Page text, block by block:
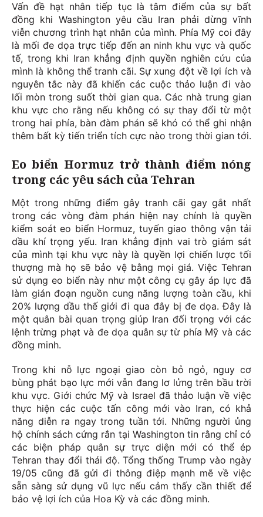
Vấn đề hạt nhân tiếp tục là tâm điểm của sự bất
đồng khi Washington yêu cầu Iran phải dừng vĩnh
viễn chương trình hạt nhân của mình. Phía Mỹ coi đây
là mối đe dọa trực tiếp đến an ninh khu vực và quốc
tế, trong khi Iran khẳng định quyền nghiên cứu của
mình là không thể tranh cãi. Sự xung đột về lợi ích và
nguyên tắc này đã khiến các cuộc thảo luận đi vào
lối mòn trong suốt thời gian qua. Các nhà trung gian
khu vực cho rằng nếu không có sự thay đổi từ một
trong hai phía, bàn đàm phán sẽ khó có thể ghi nhận
thêm bất kỳ tiến triển tích cực nào trong thời gian tới.
Eo biển Hormuz trở thành điểm nóng
trong các yêu sách của Tehran
Một trong những điểm gây tranh cãi gay gắt nhất
trong các vòng đàm phán hiện nay chính là quyền
kiểm soát eo biển Hormuz, tuyến giao thông vận tải
dầu khí trọng yếu. Iran khẳng định vai trò giám sát
của mình tại khu vực này là quyền lợi chiến lược tối
thượng mà họ sẽ bảo vệ bằng mọi giá. Việc Tehran
sử dụng eo biển này như một công cụ gây áp lực đã
làm gián đoạn nguồn cung năng lượng toàn cầu, khi
20% lượng dầu thế giới đi qua đây bị đe dọa. Đây là
một quân bài quan trọng giúp Iran đối trọng với các
lệnh trừng phạt và đe dọa quân sự từ phía Mỹ và các
đồng minh.
Trong khi nỗ lực ngoại giao còn bỏ ngỏ, nguy cơ
bùng phát bạo lực mới vẫn đang lơ lửng trên bầu trời
khu vực. Giới chức Mỹ và Israel đã thảo luận về việc
thực hiện các cuộc tấn công mới vào Iran, có khả
năng diễn ra ngay trong tuần tới. Những người ủng
hộ chính sách cứng rắn tại Washington tin rằng chỉ có
các biện pháp quân sự trực diện mới có thể ép
Tehran thay đổi thái độ. Tổng thống Trump vào ngày
19/05 cũng đã gửi đi thông điệp mạnh mẽ về việc
sẵn sàng sử dụng vũ lực nếu cảm thấy cần thiết để
bảo vệ lợi ích của Hoa Kỳ và các đồng minh.